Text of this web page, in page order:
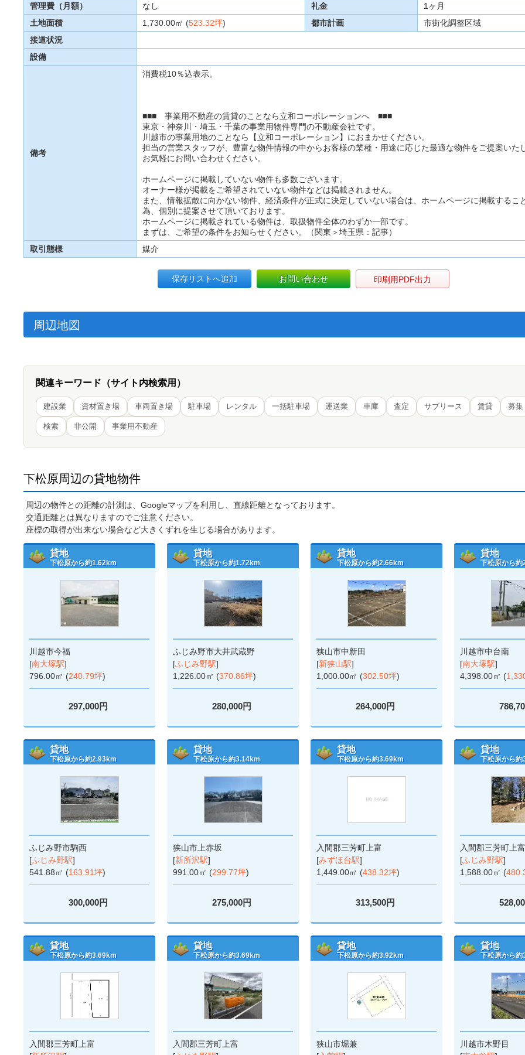
管理費（月額）
なし 礼金
1ヶ月
土地面積
1,730.00㎡ (523.32坪) 都市計画
市街化調整区域
接道状況
設備
備考
消費税10％込表示。
■■■ 事業用不動産の賃貸のことなら立和コーポレーションへ ■■■
東京・神奈川・埼玉・千葉の事業用物件専門の不動産会社です。
川越市の事業用地のことなら【立和コーポレーション】におまかせください。
担当の営業スタッフが、豊富な物件情報の中からお客様の業種・用途に応じた最適な物件をご提案いた
お気軽にお問い合わせください。
ホームページに掲載していない物件も多数ございます。
オーナー様が掲載をご希望されていない物件などは掲載されません。
また、情報拡散に向かない物件、経済条件が正式に決定していない場合は、ホームページに掲載するこ
為、個別に提案させて頂いております。
ホームページに掲載されている物件は、取扱物件全体のわずか一部です。
まずは、ご希望の条件をお知らせください。（関東＞埼玉県：記事）
取引態様
媒介
保存リストへ追加 お問い合わせ 印刷用PDF出力
周辺地図
関連キーワード（サイト内検索用）
建設業 資材置き場 車両置き場 駐車場 レンタル 一括駐車場 運送業 車庫 査定 サブリース 賃貸 募集
検索 非公開 事業用不動産
下松原周辺の貸地物件
周辺の物件との距離の計測は、Googleマップを利用し、直線距離となっております。
交通距離とは異なりますのでご注意ください。
座標の取得が出来ない場合など大きくずれを生じる場合があります。
貸地
下松原から約1.62km
川越市今福
[南大塚駅]
796.00㎡ (240.79坪)
297,000円
貸地
下松原から約1.72km
ふじみ野市大井武蔵野
[ふじみ野駅]
1,226.00㎡ (370.86坪)
280,000円
貸地
下松原から約2.66km
狭山市中新田
[新狭山駅]
1,000.00㎡ (302.50坪)
264,000円
貸地
下松原から
川越市中台南
[南大塚駅]
4,398.00㎡ (
貸地
下松原から約2.93km
ふじみ野市駒西
[ふじみ野駅]
541.88㎡ (163.91坪)
300,000円
貸地
下松原から約3.14km
狭山市上赤坂
[新所沢駅]
991.00㎡ (299.77坪)
275,000円
貸地
下松原から約3.69km
入間郡三芳町上富
[みずほ台駅]
1,449.00㎡ (438.32坪)
313,500円
貸地
下松原から
入間郡三芳町上富
[ふじみ野駅]
1,588.00㎡ (
貸地
下松原から約3.69km
入間郡三芳町上富
貸地
下松原から約3.69km
入間郡三芳町上富
貸地
下松原から約3.92km
狭山市堀兼
貸地
下松原から
川越市木野目